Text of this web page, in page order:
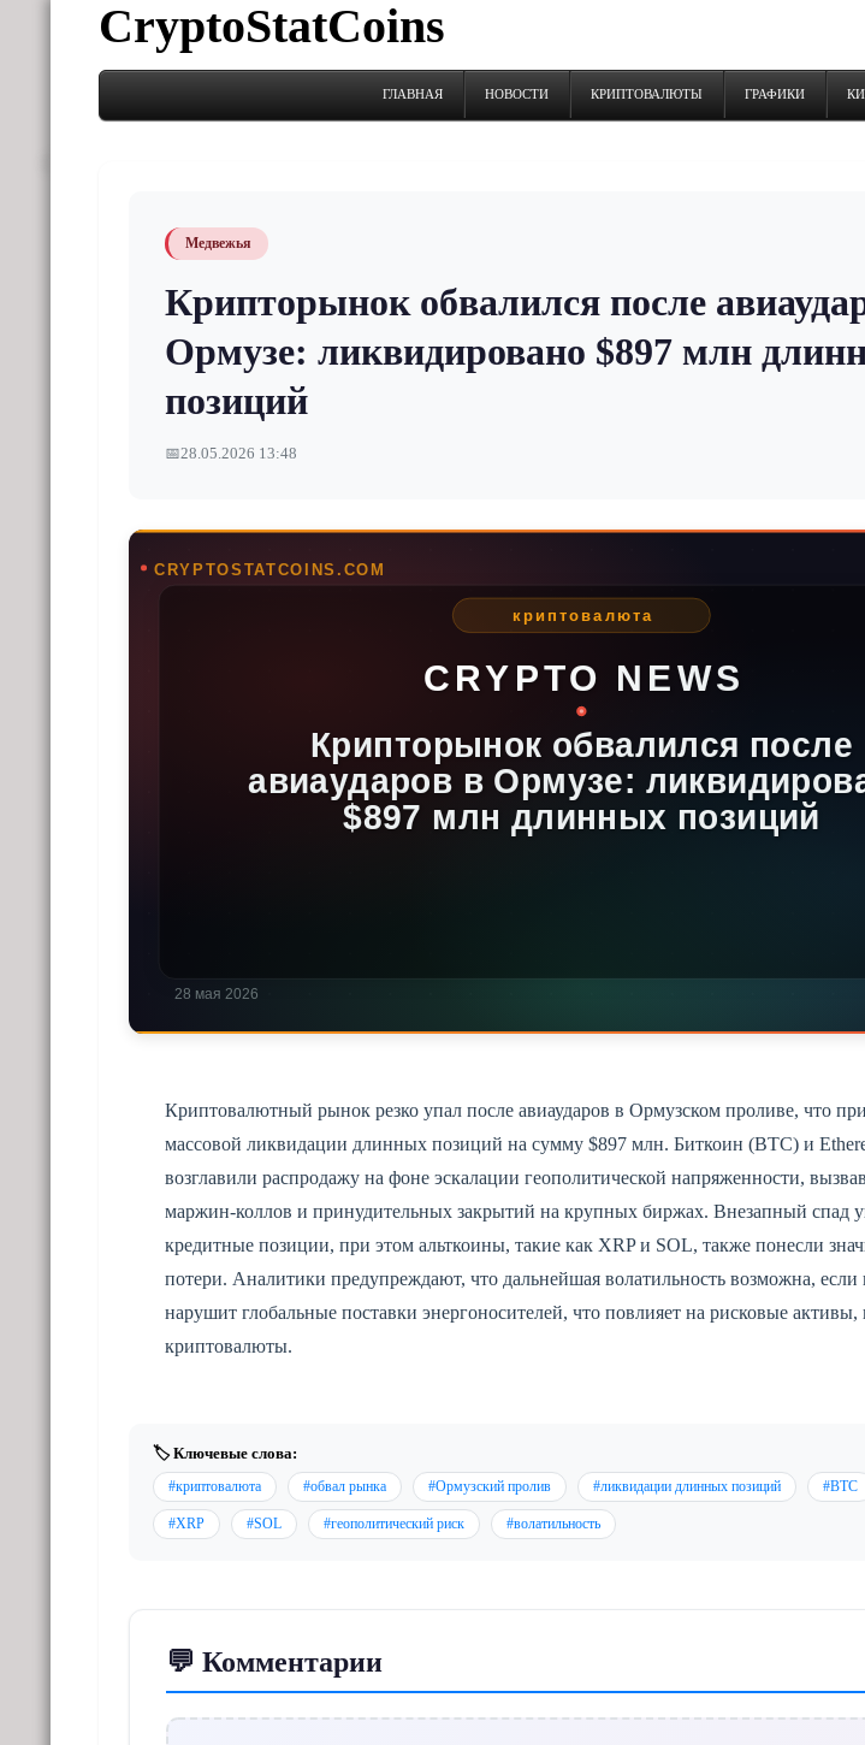
CryptoStatCoins
ГЛАВНАЯ НОВОСТИ КРИПТОВАЛЮТЫ ГРАФИКИ
Медвежья
Крипторынок обвалился после
Ормузе: ликвидировано $897 млн
позиций
📅28.05.2026 13:48
Криптовалютный рынок резко упал после авиаударов в Ормузском проливе, что
массовой ликвидации длинных позиций на сумму $897 млн. Биткоин (BTC) и
возглавили распродажу на фоне эскалации геополитической напряженности,
маржин-коллов и принудительных закрытий на крупных биржах. Внезапный спад
кредитные позиции, при этом альткоины, такие как XRP и SOL, также понесли
потери. Аналитики предупреждают, что дальнейшая волатильность возможна, если
нарушит глобальные поставки энергоносителей, что повлияет на рисковые активы,
криптовалюты.
🏷️ Ключевые слова:
#криптовалюта #обвал рынка #Ормузский пролив #ликвидации длинных позиций #BTC
#XRP #SOL #геополитический риск #волатильность
💬 Комментарии